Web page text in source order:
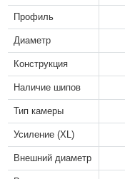
Профиль
Диаметр
Конструкция
Наличие шипов
Тип камеры
Усиление (XL)
Внешний диаметр